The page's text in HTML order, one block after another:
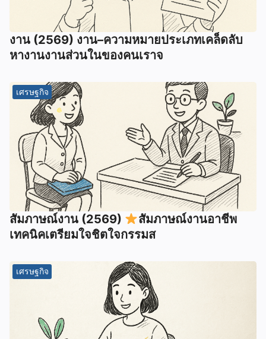
งาน (2569) งาน–ความหมายประเภทเคล็ดลับ
หางานงานส่วนในของคนเราจ
เศรษฐกิจ
สัมภาษณ์งาน (2569)
สัมภาษณ์งานอาชีพ
เทคนิคเตรียมใจชิตใจกรรมส
เศรษฐกิจ